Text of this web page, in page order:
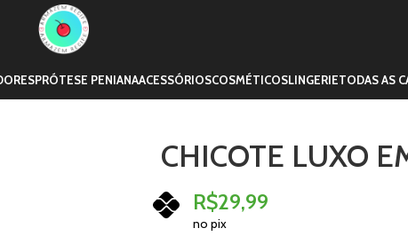
PRÓTESE PENIANAACESSÓRIOSCOSMÉTICOSLINGERIETODAS AS
CHICOTE LUXO
R$29,99
no pix